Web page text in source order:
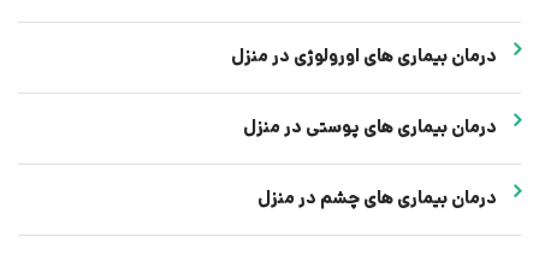
درمان بیماری های اورولوژی در منزل
درمان بیماری های پوستی در منزل
درمان بیماری های چشم در منزل